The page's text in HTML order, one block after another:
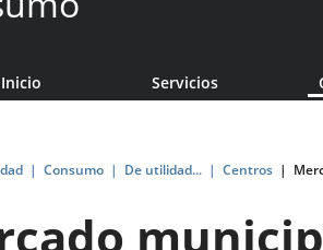
Inicio Servicios
Consumo De utilidad... Centros